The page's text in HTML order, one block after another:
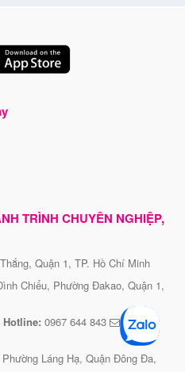
TRÌNH CHUYÊN NGHIỆP,
Quận 1, TP. Hồ Chí Minh
Chiểu, Phường Đakao, Quận 1,
Hotline: 0967 644 843
Láng Hạ, Quận Đông Đa,